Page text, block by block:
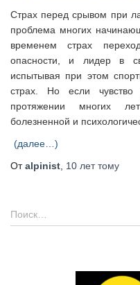
Страх перед срывом при
проблема многих
временем страх
опасности, и лидер в
испытывая при этом
страх. Но если
протяжении многих
болезненной и
(далее…)
Отalpinist 10 леттому
Н
а
Поиск…